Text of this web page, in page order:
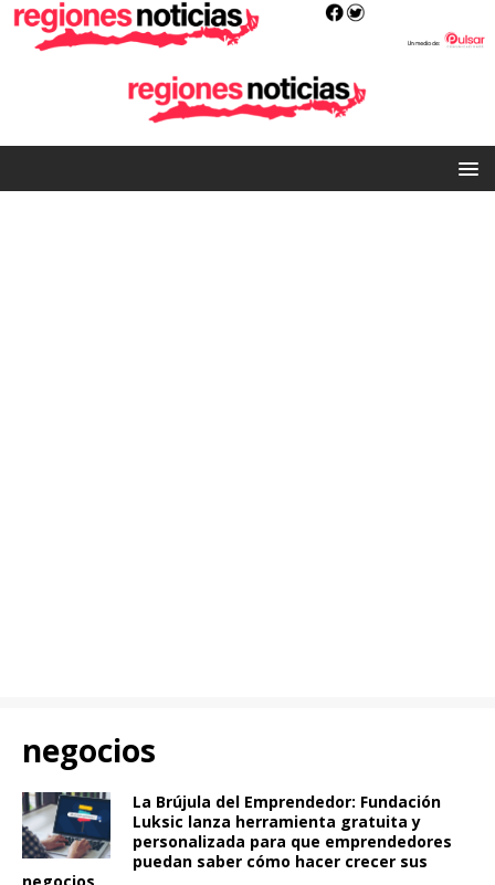
negocios
La Brújula del Emprendedor: Fundación
Luksic lanza herramienta gratuita y
personalizada para que emprendedores
puedan saber cómo hacer crecer sus